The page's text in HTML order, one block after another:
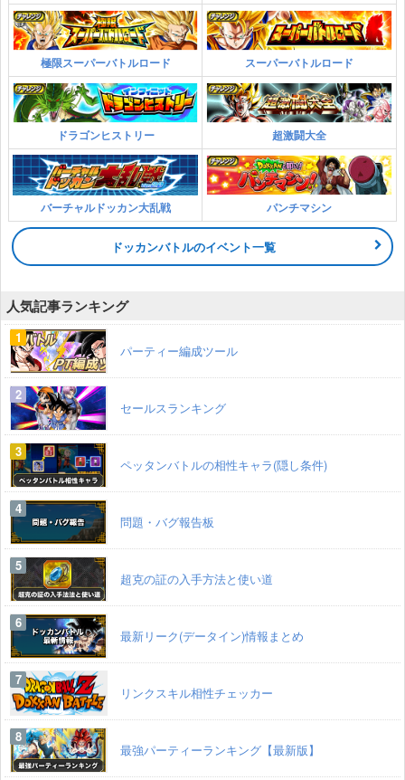
極限スーパーバトルロード スーパーバトルロード
ドラゴンヒストリー 超激闘大全
バーチャルドッカン大乱戦 パンチマシン
ドッカンバトルのイベント一覧
人気記事ランキング
パーティー編成ツール
セールスランキング
ペッタンバトルの相性キャラ(隠し条件)
問題・バグ報告板
超克の証の入手方法と使い道
最新リーク(データイン)情報まとめ
リンクスキル相性チェッカー
最強パーティーランキング【最新版】